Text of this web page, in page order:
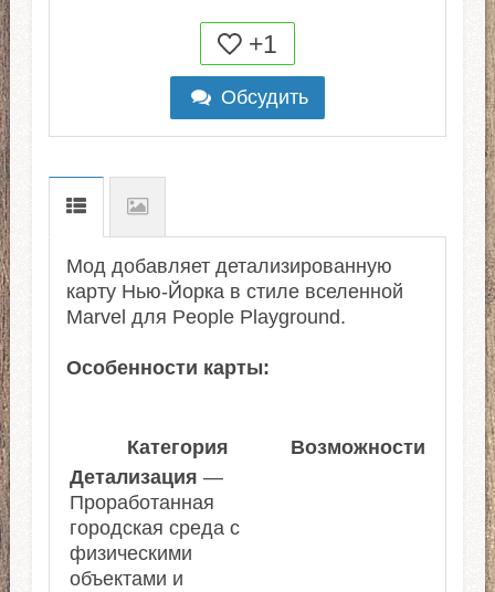
+1
Обсудить
Мод добавляет детализированную
карту Нью-Йорка в стиле вселенной
Marvel для People Playground.
Особенности карты:
Категория
Возможности
Детализация —
Проработанная
городская среда с
физическими
объектами и